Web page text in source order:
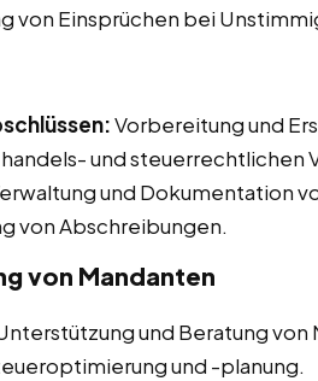
von Einsprüchen bei
Vorbereitung und
handels- und steuerrechtlichen
und Dokumentation
von Abschreibungen.
von Mandanten
und Beratung von
und -planung.